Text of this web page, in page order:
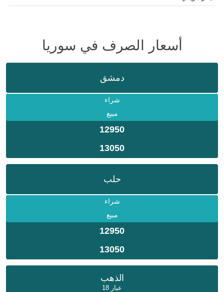
أسعار الصرف في سوريا
دمشق
شراء
مبيع
12950
13050
حلب
شراء
مبيع
12950
13050
الذهب
عيار 18